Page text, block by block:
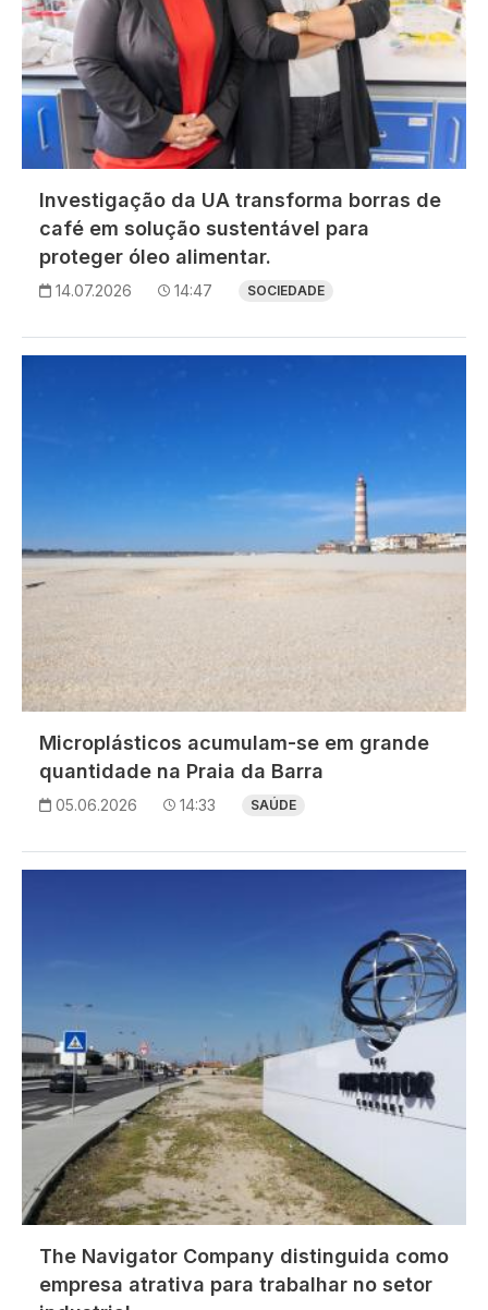
Investigação da UA transforma borras de
café em solução sustentável para
proteger óleo alimentar.
14.07.2026 14:47 SOCIEDADE
Microplásticos acumulam-se em grande
quantidade na Praia da Barra
05.06.2026 14:33 SAÚDE
The Navigator Company distinguida como
empresa atrativa para trabalhar no setor